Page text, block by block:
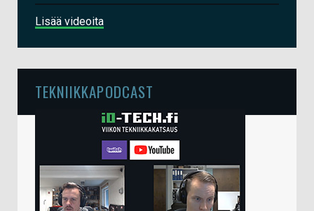
Lisää videoita
TEKNIIKKAPODCAST